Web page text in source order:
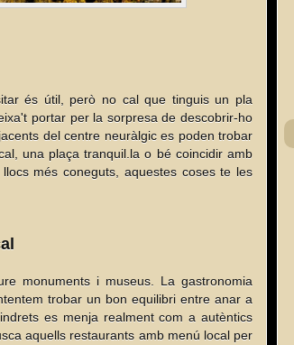
és útil, però no cal que tinguis un pla
portar per la sorpresa de descobrir-ho
del centre neuràlgic es poden trobar
una plaça tranquil.la o bé coincidir amb
més coneguts, aquestes coses te les
monuments i museus. La gastronomia
trobar un bon equilibri entre anar a
es menja realment com a autèntics
aquells restaurants amb menú local per